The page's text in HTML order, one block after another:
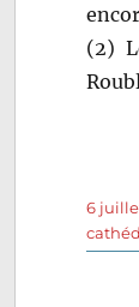
(2)
Publié
le
6